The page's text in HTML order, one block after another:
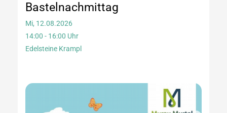
Bastelnachmittag
Mi, 12.08.2026
14:00 - 16:00 Uhr
Edelsteine Krampl